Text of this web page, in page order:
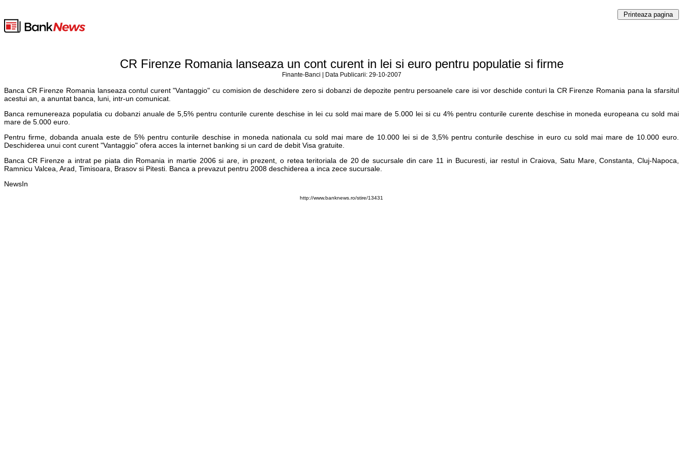
CR Firenze Romania lanseaza un cont curent in lei si euro pentru populatie si firme
Finante-Banci | Data Publicarii: 29-10-2007
Banca CR Firenze Romania lanseaza contul curent "Vantaggio" cu comision de deschidere zero si dobanzi de depozite pentru persoanele care isi vor deschide conturi la CR Firenze Romania pana la sfarsitul
acestui an, a anuntat banca, luni, intr-un comunicat.
Banca remunereaza populatia cu dobanzi anuale de 5,5% pentru conturile curente deschise in lei cu sold mai mare de 5.000 lei si cu 4% pentru conturile curente deschise in moneda europeana cu sold mai
mare de 5.000 euro.
Pentru firme, dobanda anuala este de 5% pentru conturile deschise in moneda nationala cu sold mai mare de 10.000 lei si de 3,5% pentru conturile deschise in euro cu sold mai mare de 10.000 euro.
Deschiderea unui cont curent "Vantaggio" ofera acces la internet banking si un card de debit Visa gratuite.
Banca CR Firenze a intrat pe piata din Romania in martie 2006 si are, in prezent, o retea teritoriala de 20 de sucursale din care 11 in Bucuresti, iar restul in Craiova, Satu Mare, Constanta, Cluj-Napoca,
Ramnicu Valcea, Arad, Timisoara, Brasov si Pitesti. Banca a prevazut pentru 2008 deschiderea a inca zece sucursale.
NewsIn
http://www.banknews.ro/stire/13431